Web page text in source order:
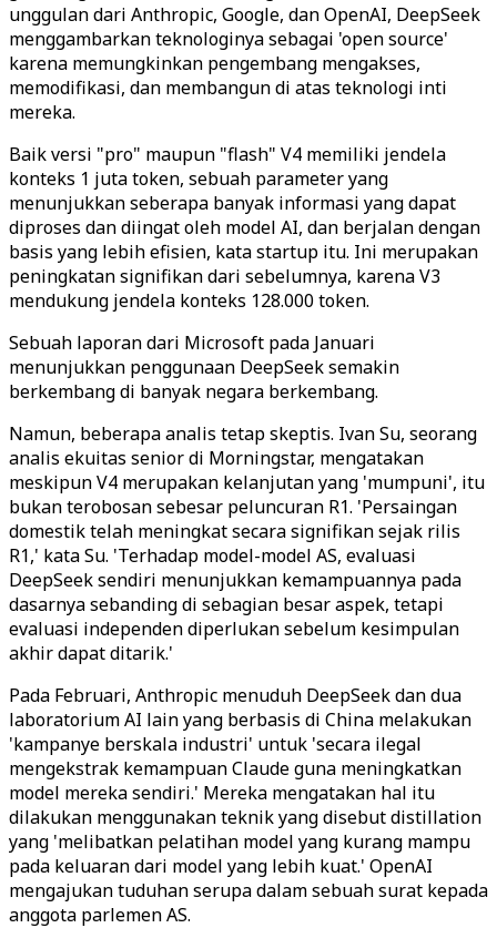
unggulan dari Anthropic, Google, dan OpenAI, DeepSeek
menggambarkan teknologinya sebagai 'open source'
karena memungkinkan pengembang mengakses,
memodifikasi, dan membangun di atas teknologi inti
mereka.
Baik versi "pro" maupun "flash" V4 memiliki jendela
konteks 1 juta token, sebuah parameter yang
menunjukkan seberapa banyak informasi yang dapat
diproses dan diingat oleh model AI, dan berjalan dengan
basis yang lebih efisien, kata startup itu. Ini merupakan
peningkatan signifikan dari sebelumnya, karena V3
mendukung jendela konteks 128.000 token.
Sebuah laporan dari Microsoft pada Januari
menunjukkan penggunaan DeepSeek semakin
berkembang di banyak negara berkembang.
Namun, beberapa analis tetap skeptis. Ivan Su, seorang
analis ekuitas senior di Morningstar, mengatakan
meskipun V4 merupakan kelanjutan yang 'mumpuni', itu
bukan terobosan sebesar peluncuran R1. 'Persaingan
domestik telah meningkat secara signifikan sejak rilis
R1,' kata Su. 'Terhadap model-model AS, evaluasi
DeepSeek sendiri menunjukkan kemampuannya pada
dasarnya sebanding di sebagian besar aspek, tetapi
evaluasi independen diperlukan sebelum kesimpulan
akhir dapat ditarik.'
Pada Februari, Anthropic menuduh DeepSeek dan dua
laboratorium AI lain yang berbasis di China melakukan
'kampanye berskala industri' untuk 'secara ilegal
mengekstrak kemampuan Claude guna meningkatkan
model mereka sendiri.' Mereka mengatakan hal itu
dilakukan menggunakan teknik yang disebut distillation
yang 'melibatkan pelatihan model yang kurang mampu
pada keluaran dari model yang lebih kuat.' OpenAI
mengajukan tuduhan serupa dalam sebuah surat kepada
anggota parlemen AS.